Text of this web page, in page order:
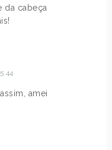
da cabeça
amei